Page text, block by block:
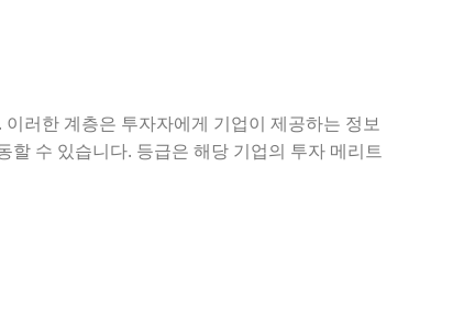
러한 계층은 투자자에게 기업이 제공하는 정보
수 있습니다. 등급은 해당 기업의 투자 메리트